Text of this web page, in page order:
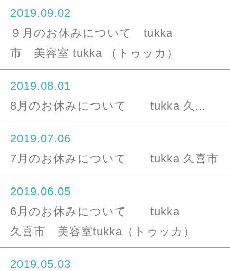
2019.09.02
９月のお休みについて
市 美容室 tukka （トゥッカ）
2019.08.01
8月のお休みについて tukka 久...
2019.07.06
7月のお休みについて tukka 久喜市
2019.06.05
6月のお休みについ
久喜市 美容室tukka（トゥッカ）
2019.05.03